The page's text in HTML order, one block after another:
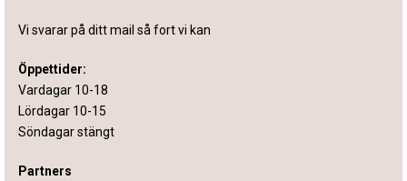
Vi svarar på ditt mail så fort vi kan
Öppettider:
Vardagar 10-18
Lördagar 10-15
Söndagar stängt
Partners